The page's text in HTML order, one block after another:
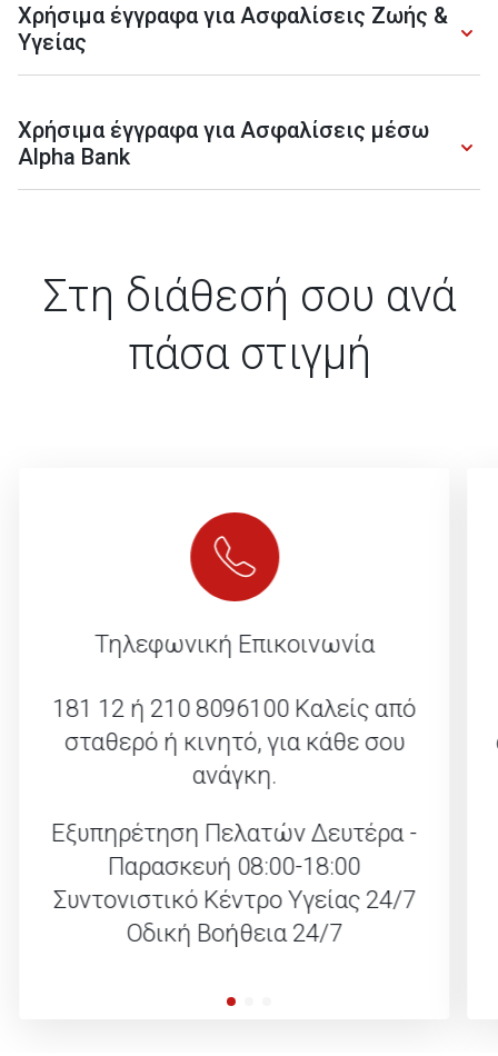
Χρήσιμα έγγραφα για Ασφαλίσεις Ζωής &
Υγείας
Χρήσιμα έγγραφα για Ασφαλίσεις μέσω
Alpha Bank
Στη διάθεσή σου ανά
πάσα στιγμή
Τηλεφωνική Επικοινωνία
181 12 ή 210 8096100 Καλείς από
σταθερό ή κινητό, για κάθε σου
ανάγκη.
Εξυπηρέτηση Πελατών Δευτέρα -
Παρασκευή 08:00-18:00
Συντονιστικό Κέντρο Υγείας 24/7
Οδική Βοήθεια 24/7